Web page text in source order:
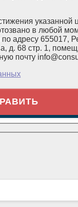
указанной
в любой
адресу 655017,
д. 68 стр. 1,
почту